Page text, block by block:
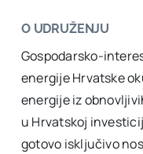
O UDRUŽENJU
Gospodarsko-
energije Hrvatske
energije iz
u Hrvatskoj
gotovo isključivo